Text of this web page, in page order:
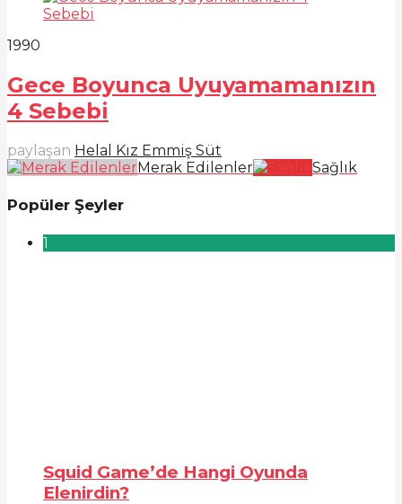
1990
Gece Boyunca Uyuyamamanızın
4 Sebebi
paylaşan Helal Kız Emmiş Süt
Merak Edilenler
Sağlık
Popüler Şeyler
1
Squid Game’de Hangi Oyunda
Elenirdin?